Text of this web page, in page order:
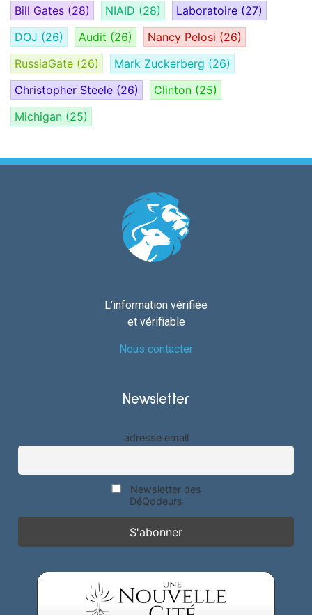
Bill Gates (28) NIAID (28) Laboratoire (27)
DOJ (26) Audit (26) Nancy Pelosi (26)
RussiaGate (26) Mark Zuckerberg (26)
Christopher Steele (26) Clinton (25)
Michigan (25)
L’information vérifiée
et vérifiable
Nous contacter
Newsletter
adresse email
Newsletter des
DéQodeurs